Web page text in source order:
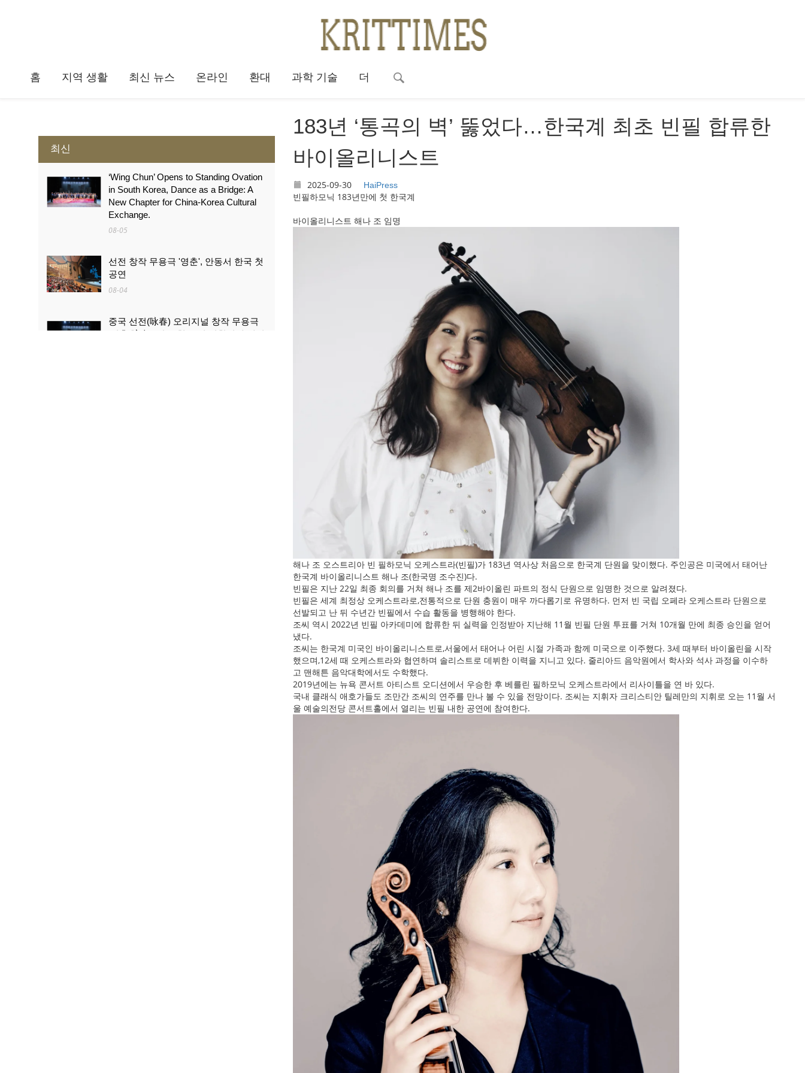
홈 지역 생활 최신 뉴스 온라인 환대 과학 기술 더
최신
‘Wing Chun’ Opens to Standing Ovation
in South Korea, Dance as a Bridge: A
New Chapter for China-Korea Cultural
Exchange.
08-05
선전 창작 무용극 '영춘', 안동서 한국 첫
공연
08-04
중국 선전(咏春) 오리지널 창작 무용극
183년 ‘통곡의 벽’ 뚫었다…한국계 최초 빈필 합류한
바이올리니스트
2025-09-30 HaiPress
빈필하모닉 183년만에 첫 한국계
바이올리니스트 해나 조 임명
해나 조 오스트리아 빈 필하모닉 오케스트라(빈필)가 183년 역사상 처음으로 한국계 단원을 맞이했다. 주인공은 미국에서 태어난
한국계 바이올리니스트 해나 조(한국명 조수진)다.
빈필은 지난 22일 최종 회의를 거쳐 해나 조를 제2바이올린 파트의 정식 단원으로 임명한 것으로 알려졌다.
빈필은 세계 최정상 오케스트라로,전통적으로 단원 충원이 매우 까다롭기로 유명하다. 먼저 빈 국립 오페라 오케스트라 단원으로
선발되고 난 뒤 수년간 빈필에서 수습 활동을 병행해야 한다.
조씨 역시 2022년 빈필 아카데미에 합류한 뒤 실력을 인정받아 지난해 11월 빈필 단원 투표를 거쳐 10개월 만에 최종 승인을 얻어
냈다.
조씨는 한국계 미국인 바이올리니스트로,서울에서 태어나 어린 시절 가족과 함께 미국으로 이주했다. 3세 때부터 바이올린을 시작
했으며,12세 때 오케스트라와 협연하며 솔리스트로 데뷔한 이력을 지니고 있다. 줄리아드 음악원에서 학사와 석사 과정을 이수하
고 맨해튼 음악대학에서도 수학했다.
2019년에는 뉴욕 콘서트 아티스트 오디션에서 우승한 후 베를린 필하모닉 오케스트라에서 리사이틀을 연 바 있다.
국내 클래식 애호가들도 조만간 조씨의 연주를 만나 볼 수 있을 전망이다. 조씨는 지휘자 크리스티안 틸레만의 지휘로 오는 11월 서
울 예술의전당 콘서트홀에서 열리는 빈필 내한 공연에 참여한다.